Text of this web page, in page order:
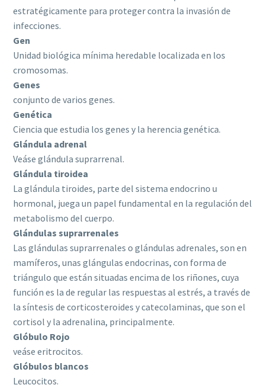
estratégicamente para proteger contra la invasión de
infecciones.
Gen
Unidad biológica mínima heredable localizada en los
cromosomas.
Genes
conjunto de varios genes.
Genética
Ciencia que estudia los genes y la herencia genética.
Glándula adrenal
Veáse glándula suprarrenal.
Glándula tiroidea
La glándula tiroides, parte del sistema endocrino u
hormonal, juega un papel fundamental en la regulación del
metabolismo del cuerpo.
Glándulas suprarrenales
Las glándulas suprarrenales o glándulas adrenales, son en
mamíferos, unas glángulas endocrinas, con forma de
triángulo que están situadas encima de los riñones, cuya
función es la de regular las respuestas al estrés, a través de
la síntesis de corticosteroides y catecolaminas, que son el
cortisol y la adrenalina, principalmente.
Glóbulo Rojo
veáse eritrocitos.
Glóbulos blancos
Leucocitos.